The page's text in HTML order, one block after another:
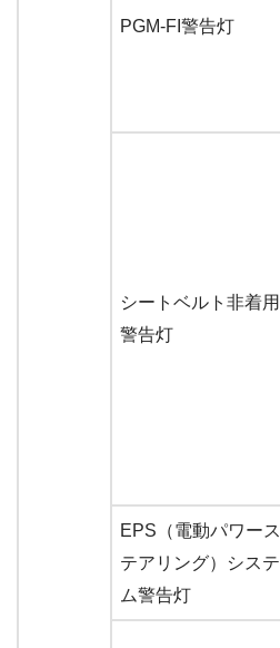
PGM-FI警告灯
シートベルト非着用
警告灯
EPS（電動パワース
テアリング）システ
ム警告灯